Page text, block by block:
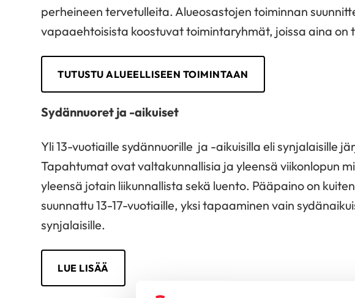
perheineen tervetulleita. Alueosastojen toiminnan
vapaaehtoisista koostuvat toimintaryhmät, joissa aina on
TUTUSTU ALUEELLISEEN TOIMINTAAN
Sydännuoret ja -aikuiset
Yli 13-vuotiaille sydännuorille ja -aikuisilla eli synjalaisille
Tapahtumat ovat valtakunnallisia ja yleensä viikonlopun
yleensä jotain liikunnallista sekä luento. Pääpaino on
suunnattu 13-17-vuotiaille, yksi tapaaminen vain
synjalaisille.
LUE LISÄÄ